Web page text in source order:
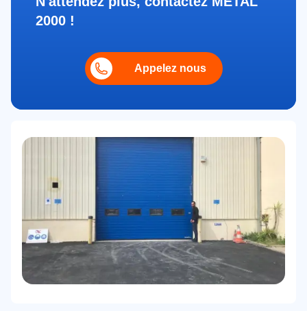
2000 !
Appelez nous